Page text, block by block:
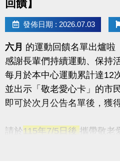
回饋】
發佈日期 : 2026.07.03
六月 的運動回饋名單出爐啦
感謝長輩們持續運動、保持
每月於本中心運動累計達12
並出示「敬老愛心卡」的市
即可於次月公告名單後，獲
請於115年7/5日後攜帶敬老